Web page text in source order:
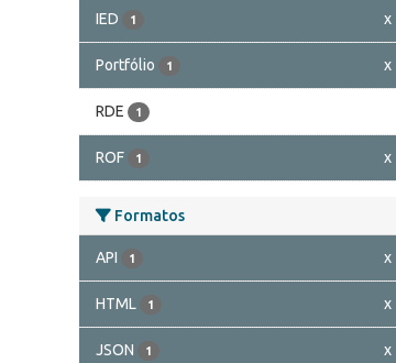
IED 1 x
Portfólio 1 x
RDE 1
ROF 1 x
Formatos
API 1 x
HTML 1 x
JSON 1 x